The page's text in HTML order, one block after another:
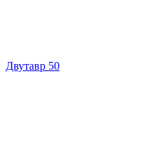
Двутавр 50